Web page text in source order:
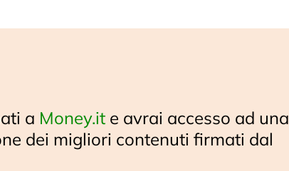
a Money.it e avrai accesso ad una
dei migliori contenuti firmati dal